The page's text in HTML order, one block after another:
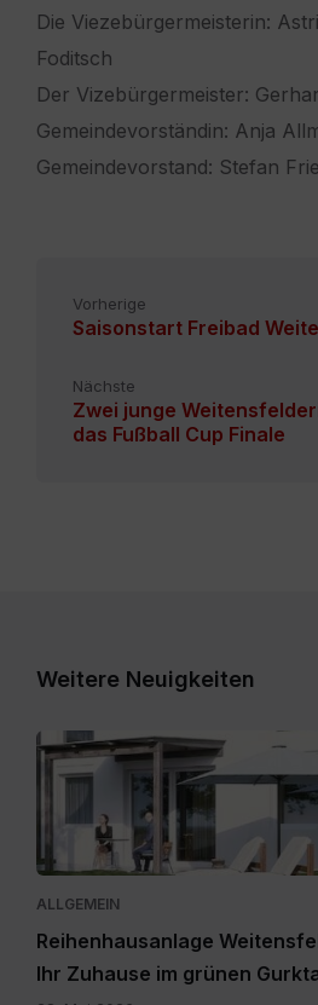
Die Viezebürgermeisterin:
Foditsch
Der Vizebürgermeister:
Gemeindevorständin: Anja
Gemeindevorstand: Stefan
Vorherige
Saisonstart Freibad
Nächste
Zwei junge
das Fußball Cup Finale
Weitere Neuigkeiten
Expose_Weitensfeld-
Zweinitz_20260528.pdf
ALLGEMEIN
Reihenhausanlage
Ihr Zuhause im grünen